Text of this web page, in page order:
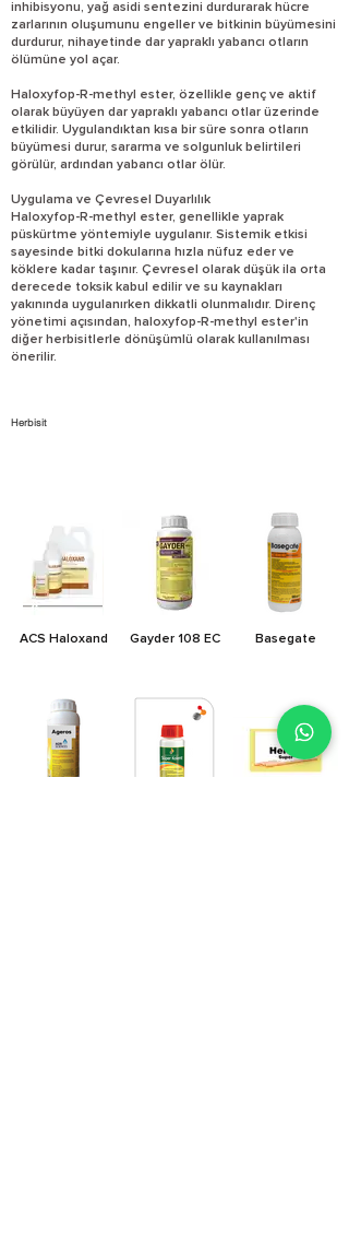
inhibisyonu, yağ asidi sentezini durdurarak hücre
zarlarının oluşumunu engeller ve bitkinin büyümesini
durdurur, nihayetinde dar yapraklı yabancı otların
ölümüne yol açar.
Haloxyfop-R-methyl ester, özellikle genç ve aktif
olarak büyüyen dar yapraklı yabancı otlar üzerinde
etkilidir. Uygulandıktan kısa bir süre sonra otların
büyümesi durur, sararma ve solgunluk belirtileri
görülür, ardından yabancı otlar ölür.
Uygulama ve Çevresel Duyarlılık
Haloxyfop-R-methyl ester, genellikle yaprak
püskürtme yöntemiyle uygulanır. Sistemik etkisi
sayesinde bitki dokularına hızla nüfuz eder ve
köklere kadar taşınır. Çevresel olarak düşük ila orta
derecede toksik kabul edilir ve su kaynakları
yakınında uygulanırken dikkatli olunmalıdır. Direnç
yönetimi açısından, haloxyfop-R-methyl ester'in
diğer herbisitlerle dönüşümlü olarak kullanılması
önerilir.
Herbisit
ACS Haloxand Gayder 108 EC Basegate